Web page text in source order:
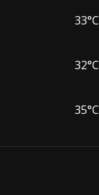
33°C
32°C
35°C